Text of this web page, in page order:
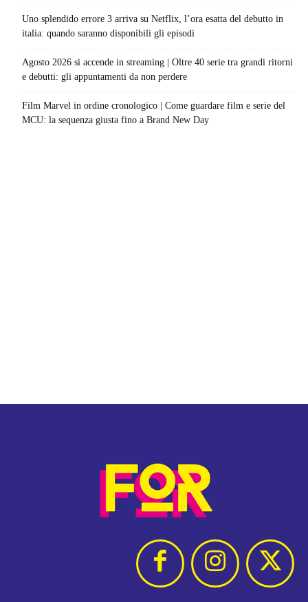
Uno splendido errore 3 arriva su Netflix, l’ora esatta del debutto in
italia: quando saranno disponibili gli episodi
Agosto 2026 si accende in streaming | Oltre 40 serie tra grandi ritorni
e debutti: gli appuntamenti da non perdere
Film Marvel in ordine cronologico | Come guardare film e serie del
MCU: la sequenza giusta fino a Brand New Day